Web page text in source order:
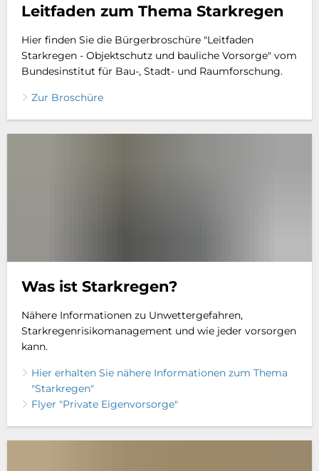
Leitfaden zum Thema Starkregen
Hier finden Sie die Bürgerbroschüre "Leitfaden
Starkregen - Objektschutz und bauliche Vorsorge" vom
Bundesinstitut für Bau-, Stadt- und Raumforschung.
Zur Broschüre
Was ist Starkregen?
Nähere Informationen zu Unwettergefahren,
Starkregenrisikomanagement und wie jeder vorsorgen
kann.
Hier erhalten Sie nähere Informationen zum Thema
"Starkregen"
Flyer "Private Eigenvorsorge"